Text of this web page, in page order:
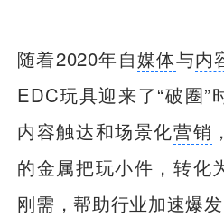
随着2020年自媒体与内
EDC玩具迎来了“破圈”
内容触达和场景化营销
的金属把玩小件，转化
刚需，帮助行业加速爆发